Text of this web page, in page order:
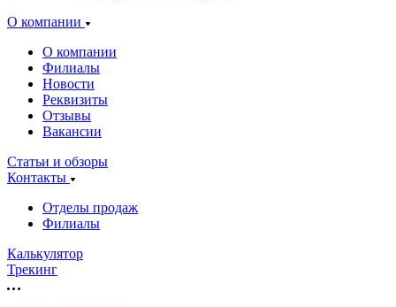
О компании
О компании
Филиалы
Новости
Реквизиты
Отзывы
Вакансии
Статьи и обзоры
Контакты
Отделы продаж
Филиалы
Калькулятор
Трекинг